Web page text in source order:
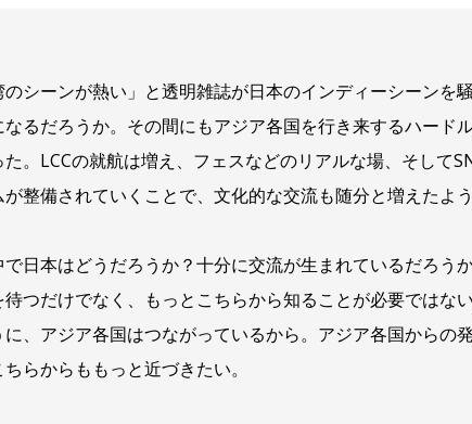
のシーンが熱い」と透明雑誌が日本のインディーシーンを
なるだろうか。その間にもアジア各国を行き来するハード
。LCCの就航は増え、フェスなどのリアルな場、そして
整備されていくことで、文化的な交流も随分と増えたよう
で日本はどうだろうか？十分に交流が生まれているだろう
つだけでなく、もっとこちらから知ることが必要ではな
に、アジア各国はつながっているから。アジア各国からの
らからももっと近づきたい。